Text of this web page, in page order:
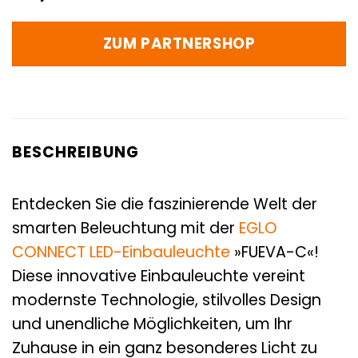
ZUM PARTNERSHOP
BESCHREIBUNG
Entdecken Sie die faszinierende Welt der
smarten Beleuchtung mit der EGLO
CONNECT LED-Einbauleuchte »FUEVA-C«!
Diese innovative Einbauleuchte vereint
modernste Technologie, stilvolles Design
und unendliche Möglichkeiten, um Ihr
Zuhause in ein ganz besonderes Licht zu